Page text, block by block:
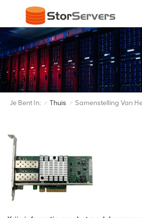
Je Bent In: / Thuis / Samenstelling Van